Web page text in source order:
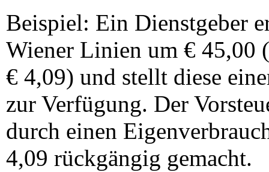
Beispiel: Ein Dienstgeber
Wiener Linien um € 45,00
€ 4,09) und stellt diese
zur Verfügung. Der
durch einen
4,09 rückgängig gemacht.